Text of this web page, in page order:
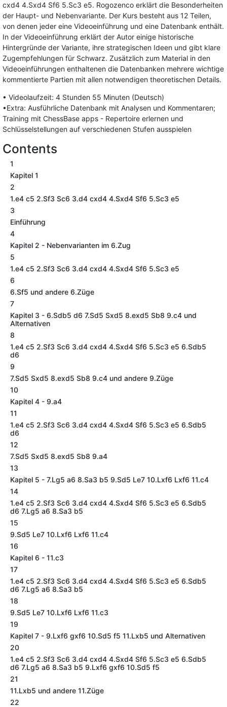
cxd4 4.Sxd4 Sf6 5.Sc3 e5. Rogozenco erklärt die Besonderheiten
der Haupt- und Nebenvariante. Der Kurs besteht aus 12 Teilen,
von denen jeder eine Videoeinführung und eine Datenbank enthält.
In der Videoeinführung erklärt der Autor einige historische
Hintergründe der Variante, ihre strategischen Ideen und gibt klare
Zugempfehlungen für Schwarz. Zusätzlich zum Material in den
Videoeinführungen enthaltenen die Datenbanken mehrere wichtige
kommentierte Partien mit allen notwendigen theoretischen Details.
• Videolaufzeit: 4 Stunden 55 Minuten (Deutsch)
•Extra: Ausführliche Datenbank mit Analysen und Kommentaren;
Training mit ChessBase apps - Repertoire erlernen und
Schlüsselstellungen auf verschiedenen Stufen ausspielen
Contents
1
Kapitel 1
2
1.e4 c5 2.Sf3 Sc6 3.d4 cxd4 4.Sxd4 Sf6 5.Sc3 e5
3
Einführung
4
Kapitel 2 - Nebenvarianten im 6.Zug
5
1.e4 c5 2.Sf3 Sc6 3.d4 cxd4 4.Sxd4 Sf6 5.Sc3 e5
6
6.Sf5 und andere 6.Züge
7
Kapitel 3 - 6.Sdb5 d6 7.Sd5 Sxd5 8.exd5 Sb8 9.c4 und
Alternativen
8
1.e4 c5 2.Sf3 Sc6 3.d4 cxd4 4.Sxd4 Sf6 5.Sc3 e5 6.Sdb5
d6
9
7.Sd5 Sxd5 8.exd5 Sb8 9.c4 und andere 9.Züge
10
Kapitel 4 - 9.a4
11
1.e4 c5 2.Sf3 Sc6 3.d4 cxd4 4.Sxd4 Sf6 5.Sc3 e5 6.Sdb5
d6
12
7.Sd5 Sxd5 8.exd5 Sb8 9.a4
13
Kapitel 5 - 7.Lg5 a6 8.Sa3 b5 9.Sd5 Le7 10.Lxf6 Lxf6 11.c4
14
1.e4 c5 2.Sf3 Sc6 3.d4 cxd4 4.Sxd4 Sf6 5.Sc3 e5 6.Sdb5
d6 7.Lg5 a6 8.Sa3 b5
15
9.Sd5 Le7 10.Lxf6 Lxf6 11.c4
16
Kapitel 6 - 11.c3
17
1.e4 c5 2.Sf3 Sc6 3.d4 cxd4 4.Sxd4 Sf6 5.Sc3 e5 6.Sdb5
d6 7.Lg5 a6 8.Sa3 b5
18
9.Sd5 Le7 10.Lxf6 Lxf6 11.c3
19
Kapitel 7 - 9.Lxf6 gxf6 10.Sd5 f5 11.Lxb5 und Alternativen
20
1.e4 c5 2.Sf3 Sc6 3.d4 cxd4 4.Sxd4 Sf6 5.Sc3 e5 6.Sdb5
d6 7.Lg5 a6 8.Sa3 b5 9.Lxf6 gxf6 10.Sd5 f5
21
11.Lxb5 und andere 11.Züge
22